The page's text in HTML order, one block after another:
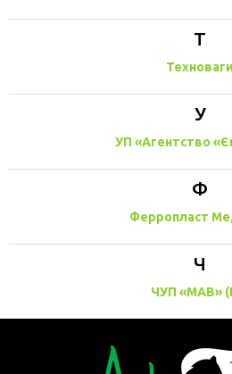
Т
Техноваги
У
УП «Агентство
Ф
Ферропласт
Ч
ЧУП «МАВ»